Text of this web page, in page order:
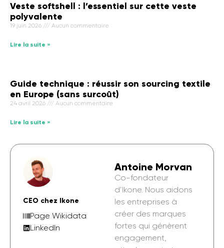
Veste softshell : l’essentiel sur cette veste
polyvalente
19 juin 2026 Aucun commentaire
Lire la suite »
Guide technique : réussir son sourcing textile
en Europe (sans surcoût)
24 avril 2026 Aucun commentaire
Lire la suite »
CEO chez Ikone
Page Wikidata
LinkedIn
Antoine Morvan
Co-fondateur
d’Ikone. Nous aidons
les entreprises à
créer des marques
fortes qui génèrent
engagement,